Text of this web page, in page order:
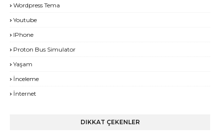
Wordpress Tema
Youtube
IPhone
Proton Bus Simulator
Yaşam
İnceleme
İnternet
DIKKAT ÇEKENLER